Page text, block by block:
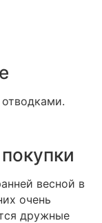
весной в
очень
дружные